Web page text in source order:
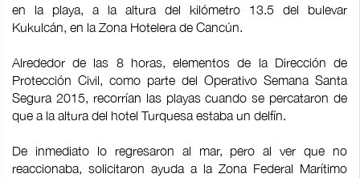
en la playa, a la altura del kilómetro 13.5 del bulevar
Kukulcán, en la Zona Hotelera de Cancún.
Alrededor de las 8 horas, elementos de la Dirección de
Protección Civil, como parte del Operativo Semana Santa
Segura 2015, recorrían las playas cuando se percataron de
que a la altura del hotel Turquesa estaba un delfín.
De inmediato lo regresaron al mar, pero al ver que no
reaccionaba, solicitaron ayuda a la Zona Federal Marítimo